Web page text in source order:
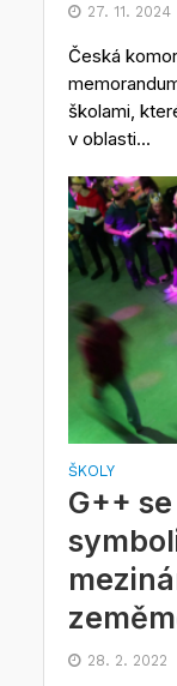
27. 11. 2024
Česká
školami,
v oblasti...
ŠKOLY
G++
28. 2. 2022